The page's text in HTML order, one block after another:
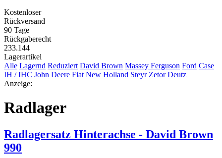
Kostenloser
Rückversand
90 Tage
Rückgaberecht
233.144
Lagerartikel
Alle Lagernd Reduziert David Brown Massey Ferguson Ford Case
IH / IHC John Deere Fiat New Holland Steyr Zetor Deutz
Anzeige:
Radlager
Radlagersatz Hinterachse - David Brown
990